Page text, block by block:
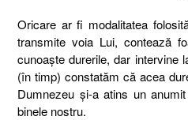
Oricare ar fi modalitatea
transmite voia Lui, contează
cunoaşte durerile, dar intervine
(în timp) constatăm că acea
Dumnezeu şi-a atins un
binele nostru.